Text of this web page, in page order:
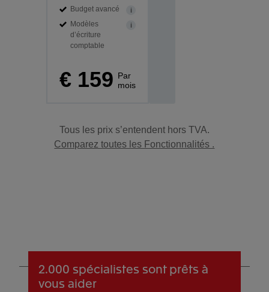
Budget avancé i
Modèles
d’écriture
comptable
i
€ 159 Par
mois
Tous les prix s’entendent hors TVA.
Comparez toutes les Fonctionnalités .
2.000 spécialistes sont prêts à
vous aider